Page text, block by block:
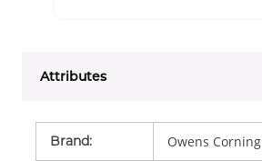
Attributes
Brand: Owens Corning